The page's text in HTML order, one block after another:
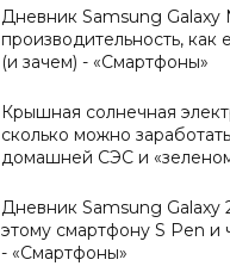
МИФИ - «Смартфоны»
Дневник Samsung Galaxy
производительность, как
(и зачем) - «Смартфоны»
Крышная солнечная
сколько можно
домашней СЭС и
Дневник Samsung Galaxy
этому смартфону S Pen и
- «Смартфоны»